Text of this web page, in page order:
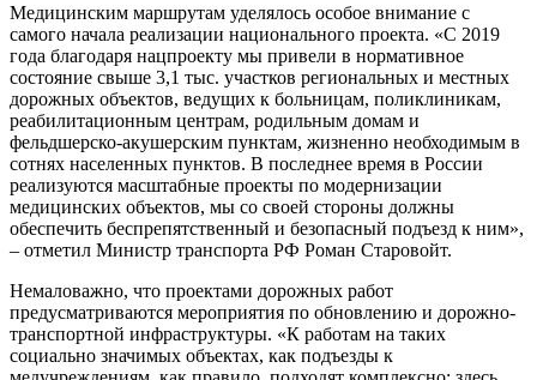
Медицинским маршрутам уделялось особое внимание с
самого начала реализации национального проекта. «С 2019
года благодаря нацпроекту мы привели в нормативное
состояние свыше 3,1 тыс. участков региональных и местных
дорожных объектов, ведущих к больницам, поликлиникам,
реабилитационным центрам, родильным домам и
фельдшерско-акушерским пунктам, жизненно необходимым в
сотнях населенных пунктов. В последнее время в России
реализуются масштабные проекты по модернизации
медицинских объектов, мы со своей стороны должны
обеспечить беспрепятственный и безопасный подъезд к ним»,
– отметил Министр транспорта РФ Роман Старовойт.
Немаловажно, что проектами дорожных работ
предусматриваются мероприятия по обновлению и дорожно-
транспортной инфраструктуры. «К работам на таких
социально значимых объектах, как подъезды к